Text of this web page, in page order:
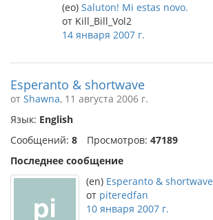
(eo) Saluton! Mi estas novo.
от Kill_Bill_Vol2
14 января 2007 г.
Esperanto & shortwave
от Shawna, 11 августа 2006 г.
Язык: English
Сообщений: 8 Просмотров: 47189
Последнее сообщение
(en) Esperanto & shortwave
от piteredfan
10 января 2007 г.